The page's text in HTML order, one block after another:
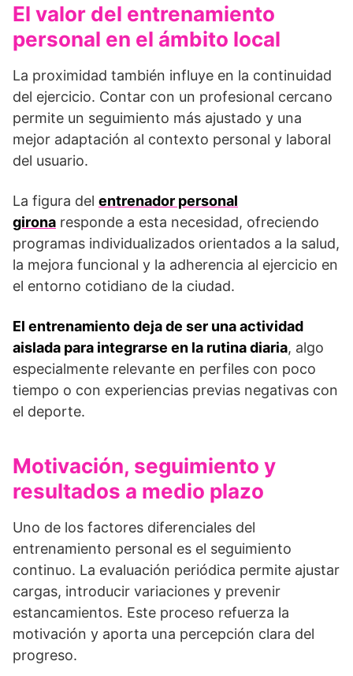
El valor del entrenamiento
personal en el ámbito local
La proximidad también influye en la continuidad
del ejercicio. Contar con un profesional cercano
permite un seguimiento más ajustado y una
mejor adaptación al contexto personal y laboral
del usuario.
La figura del entrenador personal
girona responde a esta necesidad, ofreciendo
programas individualizados orientados a la salud,
la mejora funcional y la adherencia al ejercicio en
el entorno cotidiano de la ciudad.
El entrenamiento deja de ser una actividad
aislada para integrarse en la rutina diaria, algo
especialmente relevante en perfiles con poco
tiempo o con experiencias previas negativas con
el deporte.
Motivación, seguimiento y
resultados a medio plazo
Uno de los factores diferenciales del
entrenamiento personal es el seguimiento
continuo. La evaluación periódica permite ajustar
cargas, introducir variaciones y prevenir
estancamientos. Este proceso refuerza la
motivación y aporta una percepción clara del
progreso.